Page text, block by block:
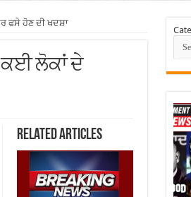
ਫਸੇ ਹੋਣ ਦੀ ਖਦਸ਼ਾ
ਲੋਕਾਂ ਦੇ
Related Articles